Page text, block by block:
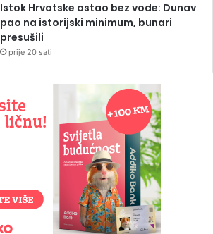
Istok Hrvatske ostao bez vode: Dunav
pao na istorijski minimum, bunari
presušili
prije 20 sati